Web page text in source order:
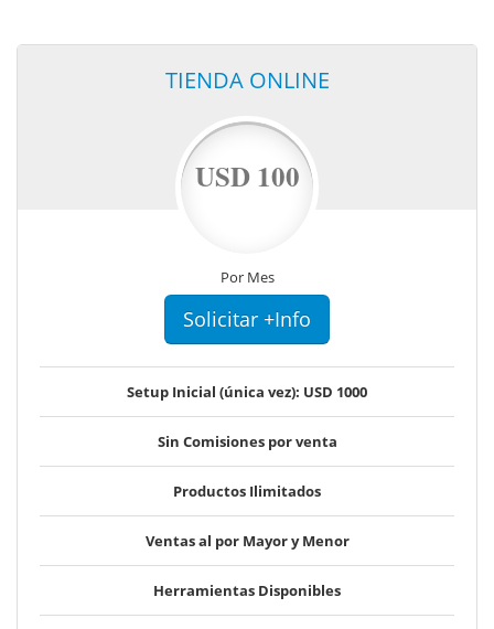
TIENDA ONLINE
USD 100
Por Mes
Solicitar +Info
Setup Inicial (única vez): USD 1000
Sin Comisiones por venta
Productos Ilimitados
Ventas al por Mayor y Menor
Herramientas Disponibles